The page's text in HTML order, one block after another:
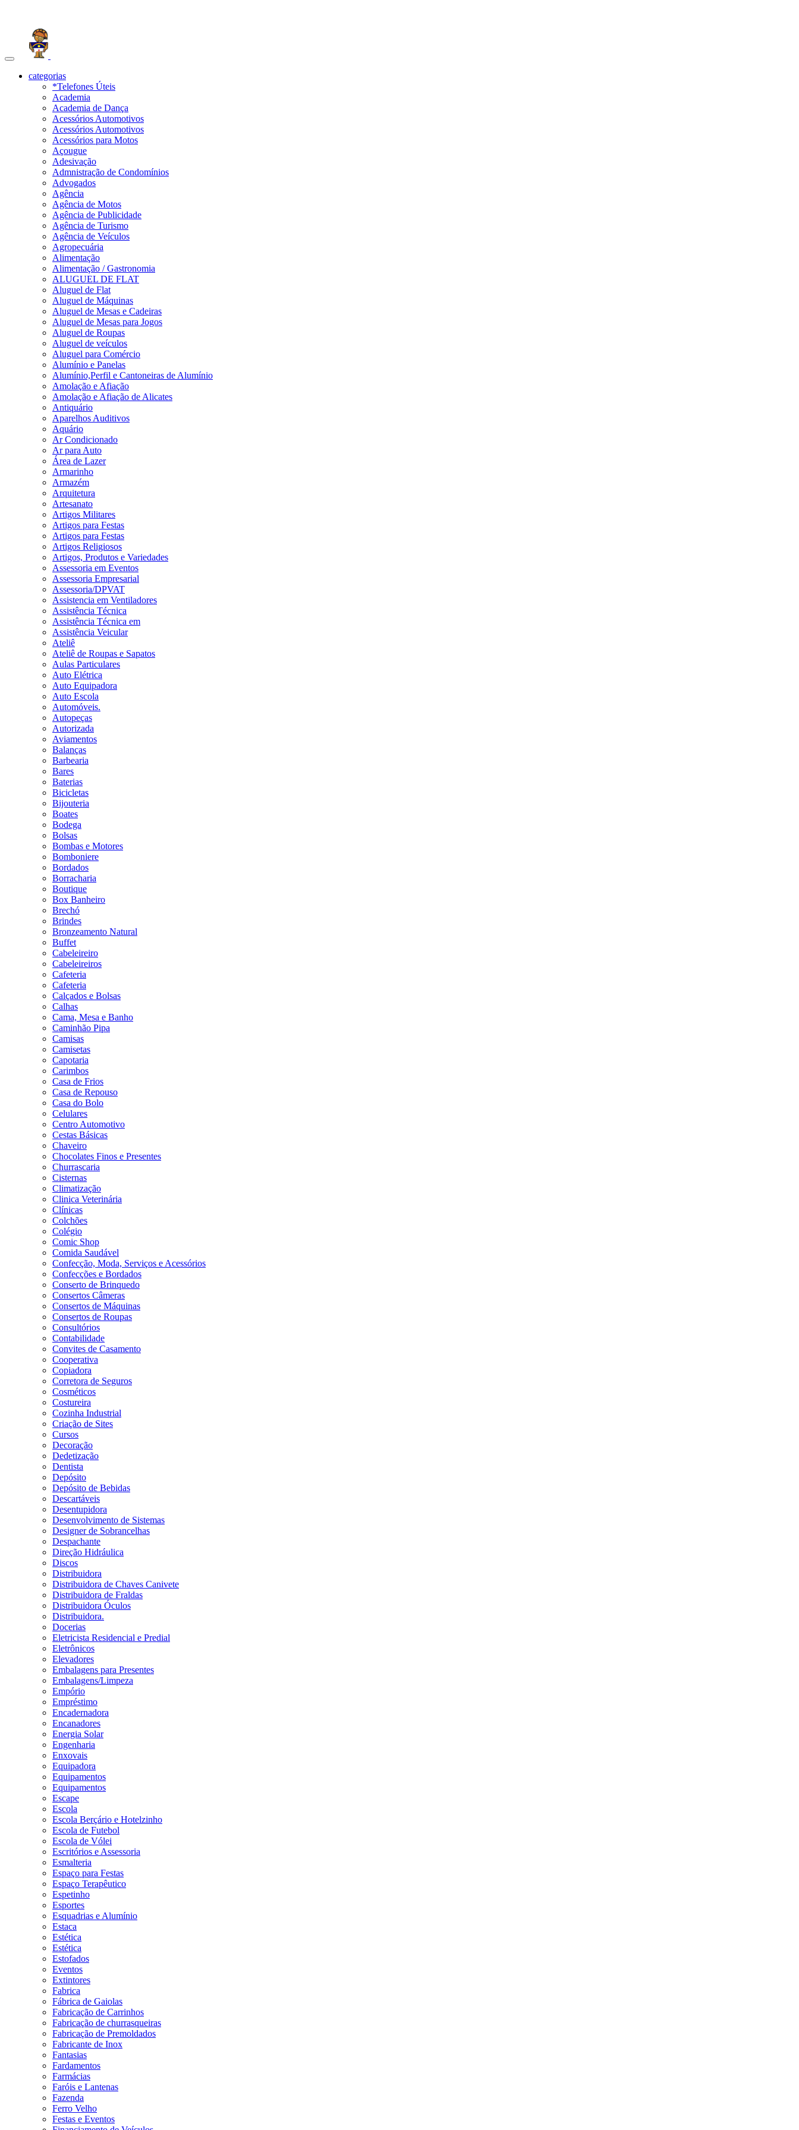
Toggle
navigationcategorias
*Telefones Úteis
Academia
Academia de Dança
Acessórios Automotivos
Acessórios Automotivos
Acessórios para Motos
Açougue
Adesivação
Admnistração de Condomínios
Advogados
Agência
Agência de Motos
Agência de Publicidade
Agência de Turismo
Agência de Veículos
Agropecuária
Alimentação
Alimentação / Gastronomia
ALUGUEL DE FLAT
Aluguel de Flat
Aluguel de Máquinas
Aluguel de Mesas e Cadeiras
Aluguel de Mesas para Jogos
Aluguel de Roupas
Aluguel de veículos
Aluguel para Comércio
Alumínio e Panelas
Alumínio,Perfil e Cantoneiras de Alumínio
Amolação e Afiação
Amolação e Afiação de Alicates
Antiquário
Aparelhos Auditivos
Aquário
Ar Condicionado
Ar para Auto
Área de Lazer
Armarinho
Armazém
Arquitetura
Artesanato
Artigos Militares
Artigos para Festas
Artigos para Festas
Artigos Religiosos
Artigos, Produtos e Variedades
Assessoria em Eventos
Assessoria Empresarial
Assessoria/DPVAT
Assistencia em Ventiladores
Assistência Técnica
Assistência Técnica em
Assistência Veicular
Ateliê
Ateliê de Roupas e Sapatos
Aulas Particulares
Auto Elétrica
Auto Equipadora
Auto Escola
Automóveis.
Autopeças
Autorizada
Aviamentos
Balanças
Barbearia
Bares
Baterias
Bicicletas
Bijouteria
Boates
Bodega
Bolsas
Bombas e Motores
Bomboniere
Bordados
Borracharia
Boutique
Box Banheiro
Brechó
Brindes
Bronzeamento Natural
Buffet
Cabeleireiro
Cabeleireiros
Cafeteria
Cafeteria
Calçados e Bolsas
Calhas
Cama, Mesa e Banho
Caminhão Pipa
Camisas
Camisetas
Capotaria
Carimbos
Casa de Frios
Casa de Repouso
Casa do Bolo
Celulares
Centro Automotivo
Cestas Básicas
Chaveiro
Chocolates Finos e Presentes
Churrascaria
Cisternas
Climatização
Clinica Veterinária
Clínicas
Colchões
Colégio
Comic Shop
Comida Saudável
Confecção, Moda, Serviços e Acessórios
Confecções e Bordados
Conserto de Brinquedo
Consertos Câmeras
Consertos de Máquinas
Consertos de Roupas
Consultórios
Contabilidade
Convites de Casamento
Cooperativa
Copiadora
Corretora de Seguros
Cosméticos
Costureira
Cozinha Industrial
Criação de Sites
Cursos
Decoração
Dedetização
Dentista
Depósito
Depósito de Bebidas
Descartáveis
Desentupidora
Desenvolvimento de Sistemas
Designer de Sobrancelhas
Despachante
Direção Hidráulica
Discos
Distribuidora
Distribuidora de Chaves Canivete
Distribuidora de Fraldas
Distribuidora Óculos
Distribuidora.
Docerias
Eletricista Residencial e Predial
Eletrônicos
Elevadores
Embalagens para Presentes
Embalagens/Limpeza
Empório
Empréstimo
Encadernadora
Encanadores
Energia Solar
Engenharia
Enxovais
Equipadora
Equipamentos
Equipamentos
Escape
Escola
Escola Berçário e Hotelzinho
Escola de Futebol
Escola de Vólei
Escritórios e Assessoria
Esmalteria
Espaço para Festas
Espaço Terapêutico
Espetinho
Esportes
Esquadrias e Alumínio
Estaca
Estética
Estética
Estofados
Eventos
Extintores
Fabrica
Fábrica de Gaiolas
Fabricação de Carrinhos
Fabricação de churrasqueiras
Fabricação de Premoldados
Fabricante de Inox
Fantasias
Fardamentos
Farmácias
Faróis e Lantenas
Fazenda
Ferro Velho
Festas e Eventos